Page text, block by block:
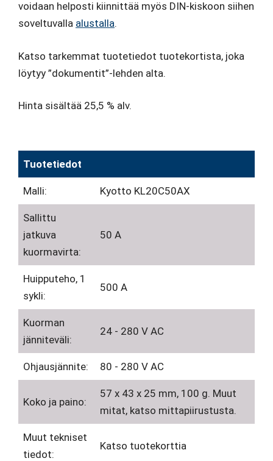
Tuotetiedot
Malli: Kyotto KL20C50AX
Sallittu
jatkuva
kuormavirta:
50 A
Huipputeho, 1
sykli:
500 A
Kuorman
jänniteväli:
24 - 280 V AC
Ohjausjännite: 80 - 280 V AC
Koko ja paino:
57 x 43 x 25 mm, 100 g. Muut
mitat, katso mittapiirustusta.
Muut tekniset
tiedot:
Katso tuotekorttia
voidaan helposti kiinnittää myös DIN-kiskoon siihen
soveltuvalla alustalla.
Katso tarkemmat tuotetiedot tuotekortista, joka
löytyy ”dokumentit”-lehden alta.
Hinta sisältää 25,5 % alv.